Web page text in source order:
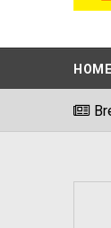
HOME